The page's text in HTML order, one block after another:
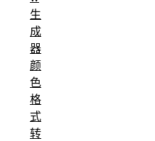
生
成
器
颜
色
格
式
转